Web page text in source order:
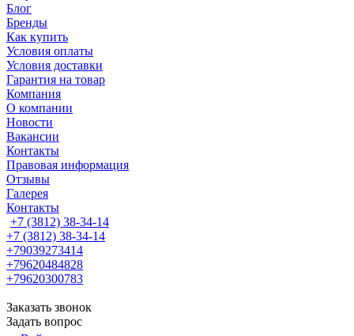
Блог
Бренды
Как купить
Условия оплаты
Условия доставки
Гарантия на товар
Компания
О компании
Новости
Вакансии
Контакты
Правовая информация
Отзывы
Галерея
Контакты
+7 (3812) 38-34-14
+7 (3812) 38-34-14
+79039273414
+79620484828
+79620300783
Заказать звонок
Задать вопрос